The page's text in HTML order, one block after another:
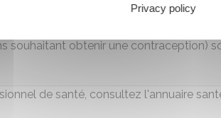
de santé publique (comme la 1
souhaitant obtenir une contraception)
de santé, consultez l'annuaire
Privacy policy